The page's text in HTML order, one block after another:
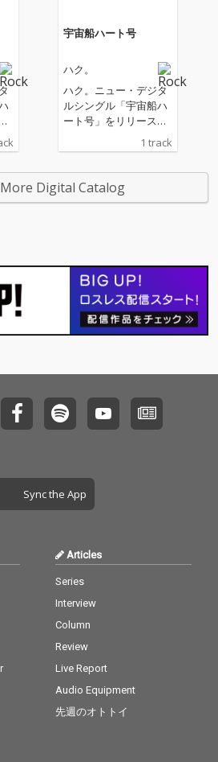
宇宙船ハート号
ハク。
ハク。ニュー・デジタ
ルシングル「宇宙船ハ
ート号」をリリース。
今作ではハク。が持つ
癖のあるPOPさとチャ
し出された楽曲を完成
させた。宇宙船ハート
ク。ならではのPOPセ
ンス溢れるサウンドで
表現。あいの歌声と歌
詞がPOPさとチャーミ
ンさを増大させるまた
1 track
Digital Catalog
Sync the App
Articles
Series
Interview
Column
Review
Live Report
Audio Equipment
先週のオトトイ